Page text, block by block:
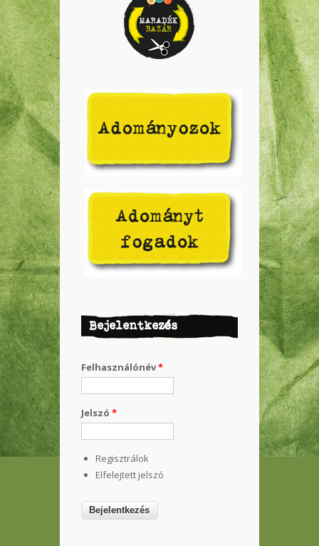
Bejelentkezés
Felhasználónév*
Jelszó *
Regisztrálok
Elfelejtett jelszó